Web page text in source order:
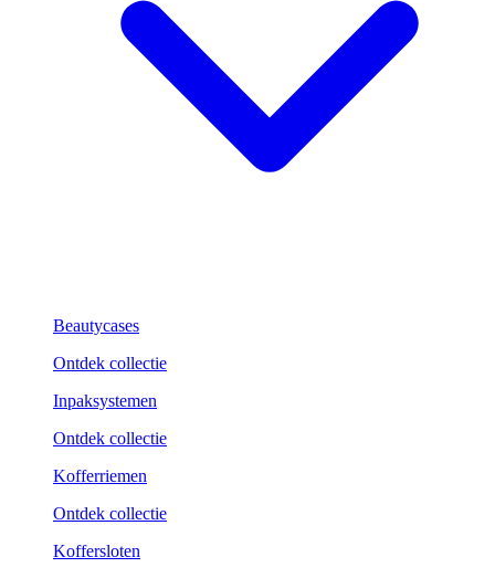
Beautycases
Ontdek collectie
Inpaksystemen
Ontdek collectie
Kofferriemen
Ontdek collectie
Koffersloten